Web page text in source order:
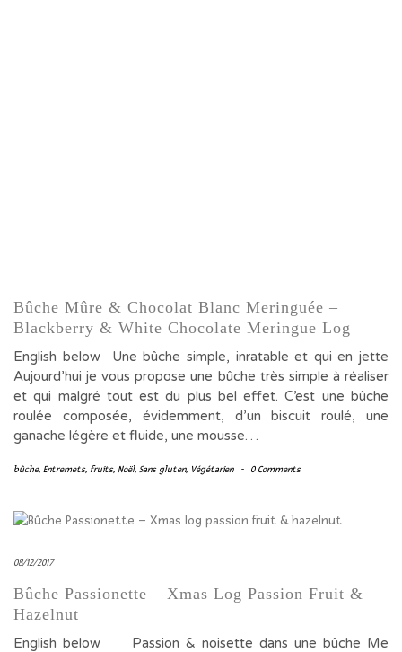
Bûche Mûre & Chocolat Blanc Meringuée –
Blackberry & White Chocolate Meringue Log
English below Une bûche simple, inratable et qui en jette
Aujourd’hui je vous propose une bûche très simple à réaliser
et qui malgré tout est du plus bel effet. C’est une bûche
roulée composée, évidemment, d’un biscuit roulé, une
ganache légère et fluide, une mousse…
bûche, Entremets, fruits, Noël, Sans gluten, Végétarien - 0 Comments
08/12/2017
Bûche Passionette – Xmas Log Passion Fruit &
Hazelnut
English below Passion & noisette dans une bûche Me